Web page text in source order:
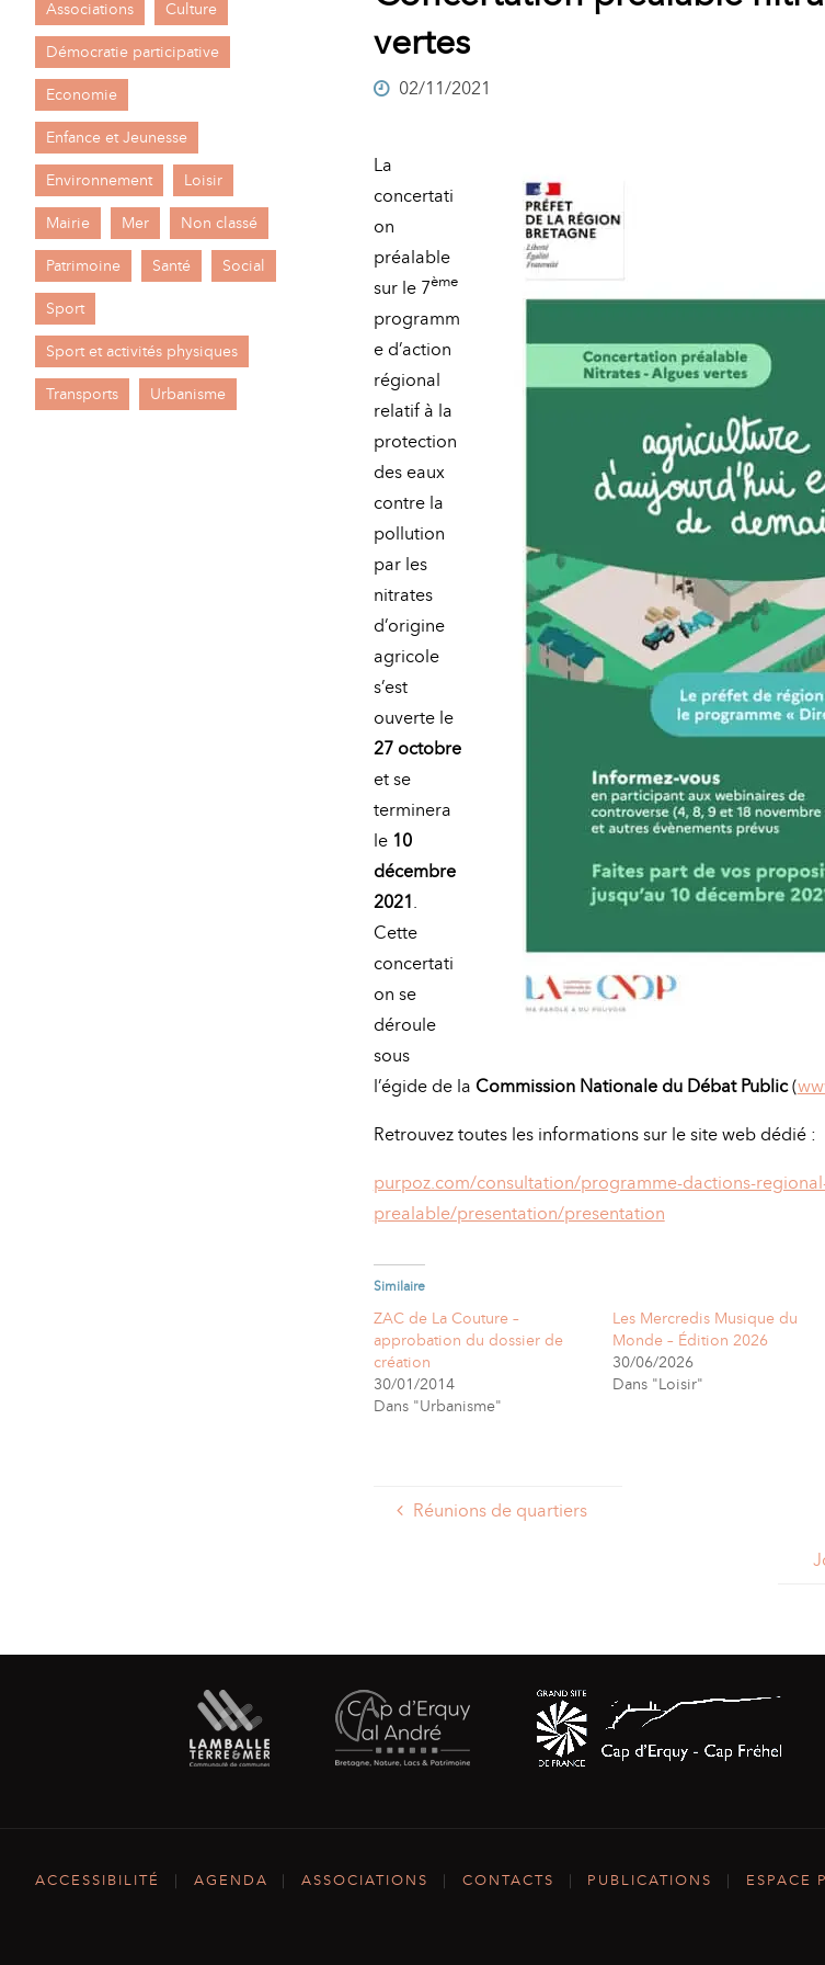
vertes
02/11/2021
La
concertati
on
préalable
sur le 7ème
programm
e d’action
régional
relatif à la
protection
des eaux
contre la
pollution
par les
nitrates
d’origine
agricole
s’est
ouverte le
27 octobre
et se
terminera
le 10
décembre
2021
Cette
concertati
on se
déroule
sous
l’égide de la Commission Nationale du Débat Public(
Retrouvez toutes les informations sur le site web dédié :
purpoz.com/consultation/programme-dactions-
prealable/presentation/presentation
Similaire
ZAC de La Couture –
approbation du dossier de
création
30/01/2014
Dans "Urbanisme"
Les Mercredis Musique du
Monde – Édition 2026
30/06/2026
Dans "Loisir"
Réunions de quartiers
Associations Culture
Démocratie participative
Economie
Enfance et Jeunesse
Environnement Loisir
Mairie Mer Non classé
Patrimoine Santé Social
Sport
Sport et activités physiques
Transports Urbanisme
ACCESSIBILITÉ | AGENDA | ASSOCIATIONS | CONTACTS | PUBLICATIONS | ESPACE